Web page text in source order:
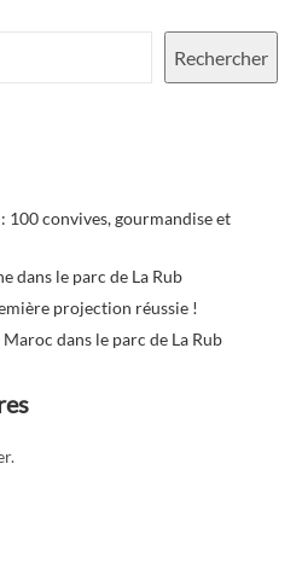
Rechercher
100 convives, gourmandise et
dans le parc de La Rub
projection réussie !
dans le parc de La Rub